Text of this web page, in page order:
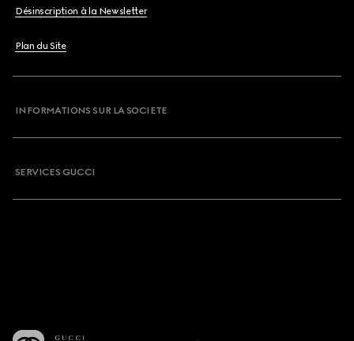
Désinscription à la Newsletter
Plan du Site
INFORMATIONS SUR LA SOCIETE
SERVICES GUCCI